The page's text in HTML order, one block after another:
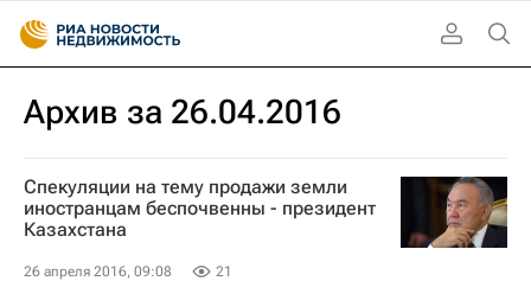
Архив за 26.04.2016
Спекуляции на тему продажи земли
иностранцам беспочвенны - президент
Казахстана
26 апреля 2016, 09:08 21